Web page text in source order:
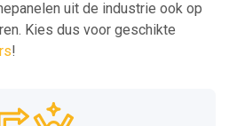
uit de industrie ook op
Kies dus voor geschikte
!